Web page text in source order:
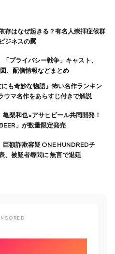
ジネスの罠
、配信情報などまとめ
ウマ名作をあらすじ付きで解説
」が数量限定発売
、被疑者尋問に 無言で退廷